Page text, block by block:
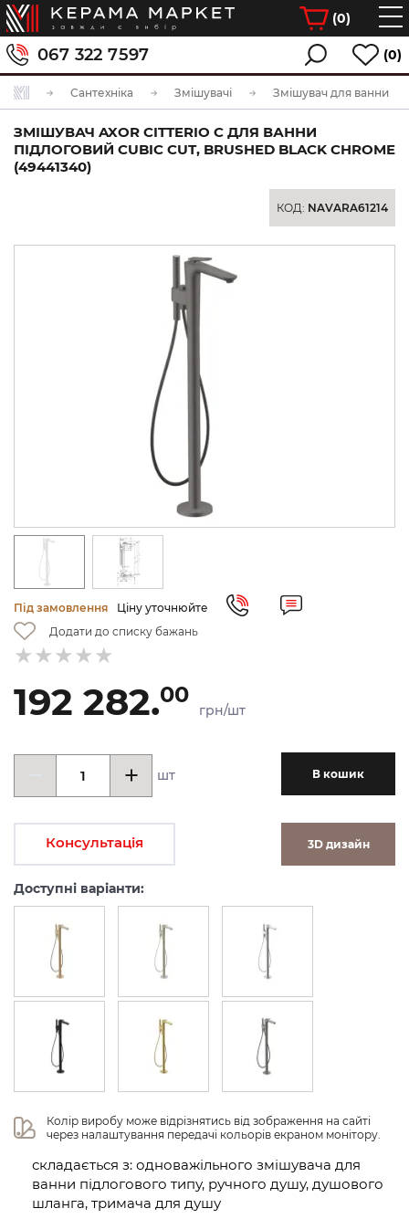
(0)
067 322 7597 (0)
Сантехніка Змішувачі Змішувач для ванни
ЗМІШУВАЧ AXOR CITTERIO C ДЛЯ ВАННИ
ПІДЛОГОВИЙ CUBIC CUT, BRUSHED BLACK CHROME
(49441340)
КОД: NAVARA61214
Під замовлення
Ціну уточнюйте
Додати до списку бажань
192 282.00
грн/шт
шт В кошик
Консультація 3D дизайн
Доступні варіанти:
Колір виробу може відрізнятись від зображення на сайті
через налаштування передачі кольорів екраном монітору.
складається з: одноважільного змішувача для
ванни підлогового типу, ручного душу, душового
шланга, тримача для душу